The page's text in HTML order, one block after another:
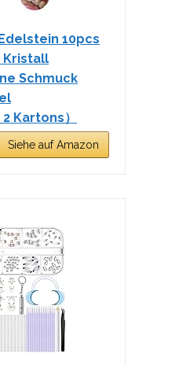
10pcs
Kristall
Schmuck
Kartons）
Siehe auf Amazon